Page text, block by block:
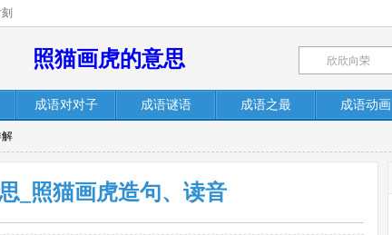
照猫画虎的意思
成语对对子 成语谜语 成语之最 成语动画
_照猫画虎造句、读音